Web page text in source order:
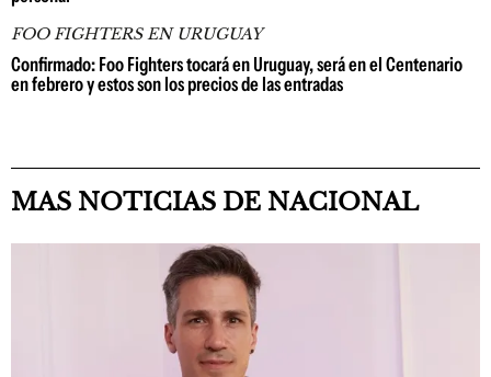
FOO FIGHTERS EN URUGUAY
Confirmado: Foo Fighters tocará en Uruguay, será en el Centenario
en febrero y estos son los precios de las entradas
MAS NOTICIAS DE NACIONAL